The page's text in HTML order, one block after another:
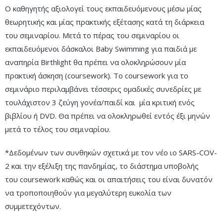
Ο καθηγητής αξιολογεί τους εκπαιδευόμενους μέσω μίας
θεωρητικής και μίας πρακτικής εξέτασης κατά τη διάρκεια
του σεμιναρίου. Μετά το πέρας του σεμιναρίου οι
εκπαιδευόμενοι δάσκαλοι Baby Swimming για παιδιά με
αναπηρία Birthlight θα πρέπει να ολοκληρώσουν μία
πρακτική άσκηση (coursework). Το coursework για το
σεμινάριο περιλαμβάνει τέσσερις ομαδικές συνεδρίες με
τουλάχιστον 3 ζεύγη γονέα/παιδί και μία κριτική ενός
βιβλίου ή DVD. Θα πρέπει να ολοκληρωθεί εντός έξι μηνών
μετά το τέλος του σεμιναρίου.
*Δεδομένων των συνθηκών σχετικά με τον νέο ιο SARS-COV-
2 και την εξέλιξη της πανδημίας, το διάστημα υποβολής
του coursework καθώς και οι απαιτήσεις του είναι δυνατόν
να τροποποιηθούν για μεγαλύτερη ευκολία των
συμμετεχόντων.